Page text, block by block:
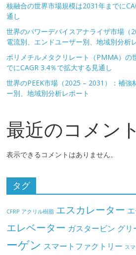
核融合の世界市場規模は2031年までに
通し
世界のパワーデバイスアナライザ市場（
電流別、エンドユーザー別、地域別分析
ポリメチルメタクリレート（PMMA）の
でにCAGR 3.4％で拡大する見通し
世界のPEEK市場（2025 – 2031）：補強
ー別、地域別分析レポート
最近のコメント
表示できるコメントはありません。
タグ
CFRP アクリル樹脂 エスカレーター
エレベーター ガスタービン グリ
ーゲン スマートファクトリー ス